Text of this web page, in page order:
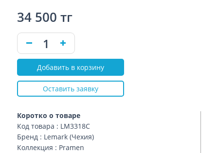
Коротко о товаре
Код товара : LM3318C
Бренд : Lemark (Чехия)
Коллекция : Pramen
34 500 тг
Добавить в корзину
Оставить заявку